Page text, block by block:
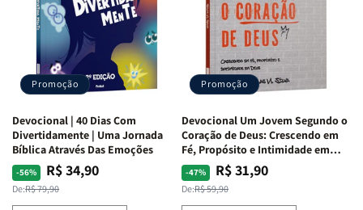
S.
Alves
S.
Alves
Equipe
Teológica
Penkal
|
Equipe
Teológica
Penkal
Promoção
Devocional | 40 Dias Com
Divertidamente | Uma Jornada
Bíblica Através Das Emoções
-56%
Preço
normal
De:R$ 79,90
Preço
promocional
R$ 34,90
Promoção
Devocional Um Jovem Segundo o
Coração de Deus: Crescendo em
Fé, Propósito e Intimidade em
Deus
-47%
Preço
normal
De:R$ 59,90
Preço
promocional
R$ 31,90